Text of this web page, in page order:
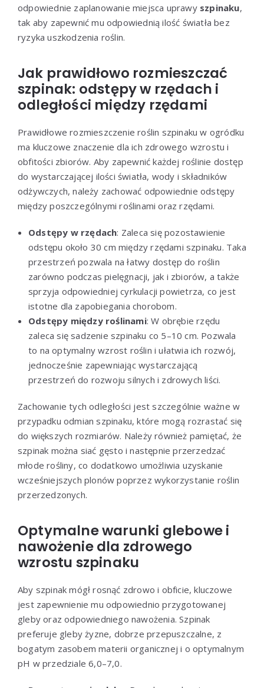
odpowiednie zaplanowanie miejsca uprawy szpinaku,
tak aby zapewnić mu odpowiednią ilość światła bez
ryzyka uszkodzenia roślin.
Jak prawidłowo rozmieszczać
szpinak: odstępy w rzędach i
odległości między rzędami
Prawidłowe rozmieszczenie roślin szpinaku w ogródku
ma kluczowe znaczenie dla ich zdrowego wzrostu i
obfitości zbiorów. Aby zapewnić każdej roślinie dostęp
do wystarczającej ilości światła, wody i składników
odżywczych, należy zachować odpowiednie odstępy
między poszczególnymi roślinami oraz rzędami.
Odstępy w rzędach: Zaleca się pozostawienie
odstępu około 30 cm między rzędami szpinaku. Taka
przestrzeń pozwala na łatwy dostęp do roślin
zarówno podczas pielęgnacji, jak i zbiorów, a także
sprzyja odpowiedniej cyrkulacji powietrza, co jest
istotne dla zapobiegania chorobom.
Odstępy między roślinami: W obrębie rzędu
zaleca się sadzenie szpinaku co 5–10 cm. Pozwala
to na optymalny wzrost roślin i ułatwia ich rozwój,
jednocześnie zapewniając wystarczającą
przestrzeń do rozwoju silnych i zdrowych liści.
Zachowanie tych odległości jest szczególnie ważne w
przypadku odmian szpinaku, które mogą rozrastać się
do większych rozmiarów. Należy również pamiętać, że
szpinak można siać gęsto i następnie przerzedzać
młode rośliny, co dodatkowo umożliwia uzyskanie
wcześniejszych plonów poprzez wykorzystanie roślin
przerzedzonych.
Optymalne warunki glebowe i
nawożenie dla zdrowego
wzrostu szpinaku
Aby szpinak mógł rosnąć zdrowo i obficie, kluczowe
jest zapewnienie mu odpowiednio przygotowanej
gleby oraz odpowiedniego nawożenia. Szpinak
preferuje gleby żyzne, dobrze przepuszczalne, z
bogatym zasobem materii organicznej i o optymalnym
pH w przedziale 6,0–7,0.